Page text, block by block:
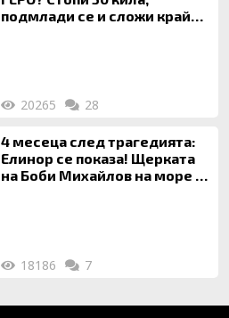
подмлади се и сложи край
20265 28
4 месеца след трагедията:
Елинор се показа! Щерката
на Боби Михайлов на море с
18186 7